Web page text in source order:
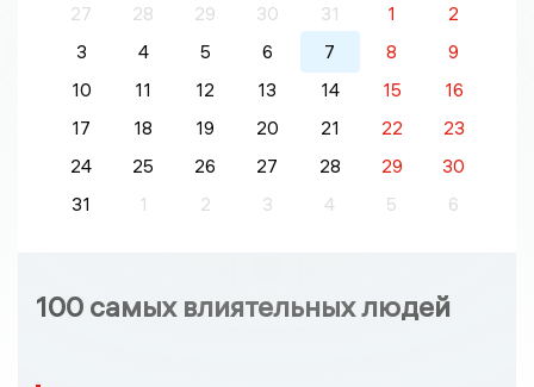
27
28 29 30 31 1
2
3
4 5 6 7 8
9
10
11 12 13 14 15
16
17
18 19 20 21 22
23
24
25 26 27 28 29
30
31
1 2 3 4 5 6
100 самых влиятельных людей